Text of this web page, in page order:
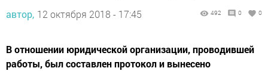
автор, 12 октября 2018 - 17:45 492 0 0
В отношении юридической организации, проводившей
работы, был составлен протокол и вынесено